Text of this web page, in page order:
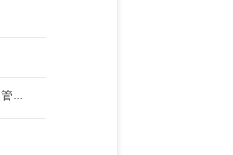
神経内科、整形外科、形成外科、脳神経外科、呼吸器外科、心臓血管外科、小児外科、泌尿器科、一般内科、循環器内科、呼吸器内科、消化器内科、内分泌・代謝内科、腎臓内科、老年内科、血液内科、外科系全般、一般外科、消化器外科、乳腺外科、膠原病科、大腸・肛門外科、脊髄・脊椎外科